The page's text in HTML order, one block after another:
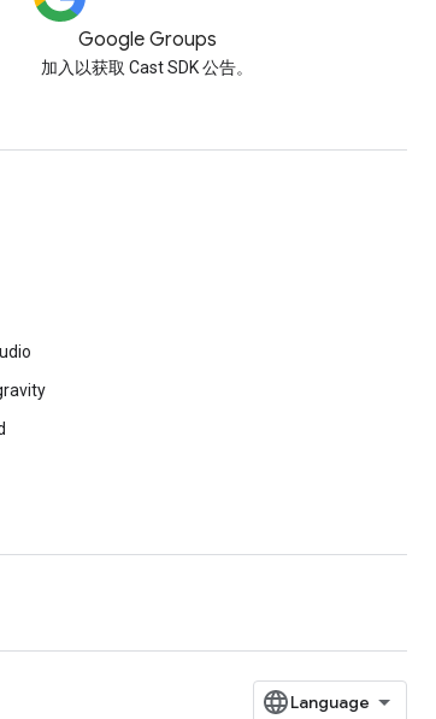
Google Groups
加入以获取 Cast SDK 公告。